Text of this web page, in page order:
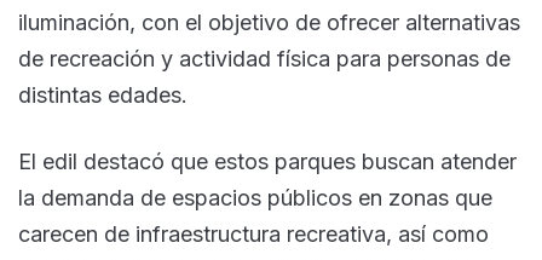
iluminación, con el objetivo de ofrecer alternativas
de recreación y actividad física para personas de
distintas edades.
El edil destacó que estos parques buscan atender
la demanda de espacios públicos en zonas que
carecen de infraestructura recreativa, así como